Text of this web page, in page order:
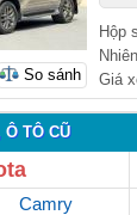
Hộp
Giá
So sánh
Ô TÔ CŨ
Camry